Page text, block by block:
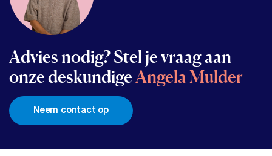
Advies nodig? Stel je vraag aan
onze deskundigeAngela Mulder
Neem contact op